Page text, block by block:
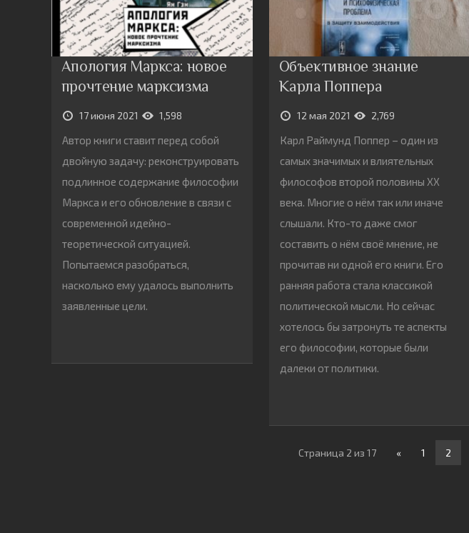
Апология Маркса: новое
прочтение марксизма
17 июня 2021 1,598
Автор книги ставит перед собой
двойную задачу: реконструировать
подлинное содержание философии
Маркса и его обновление в связи с
современной идейно-
теоретической ситуацией.
Попытаемся разобраться,
насколько ему удалось выполнить
заявленные цели.
Объективное знание
Карла Поппера
12 мая 2021 2,769
Карл Раймунд Поппер – один из
самых значимых и влиятельных
философов второй половины ХХ
века. Многие о нём так или иначе
слышали. Кто-то даже смог
составить о нём своё мнение, не
прочитав ни одной его книги. Его
ранняя работа стала классикой
политической мысли. Но сейчас
хотелось бы затронуть те аспекты
его философии, которые были
далеки от политики.
Страница 2 из 17 « 1 2